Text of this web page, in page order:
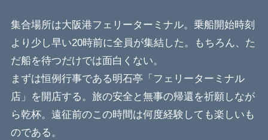
集合場所は大阪港フェリーターミナル。乗船開始時刻
より少し早い20時前に全員が集結した。もちろん、た
だ船を待つだけでは面白くない。
まずは恒例行事である明石亭「フェリーターミナル
店」を開店する。旅の安全と無事の帰還を祈願しなが
ら乾杯。遠征前のこの時間は何度経験しても楽しいも
のである。